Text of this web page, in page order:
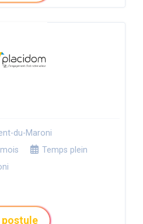
du-Maroni
Temps plein
postule